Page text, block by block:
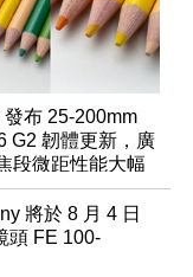
發布 25-200mm
G2 韌體更新，廣
段微距性能大幅
將於 8 月 4 日
頭 FE 100-